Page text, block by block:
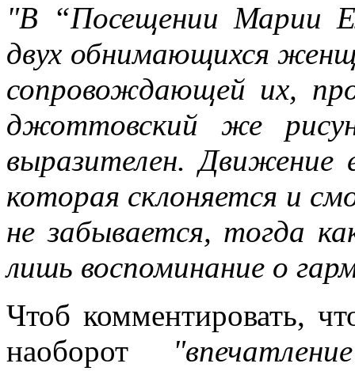
"В “Посещении Марии
двух обнимающихся
сопровождающей их,
джоттовский же
выразителен. Движение
которая склоняется и
не забывается, тогда
лишь воспоминание о
Чтоб комментировать,
наоборот